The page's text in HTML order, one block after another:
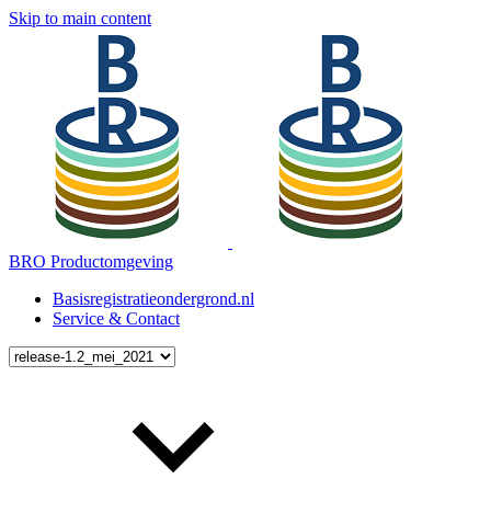
Skip to main content
BRO Productomgeving
Basisregistratieondergrond.nl
Service & Contact